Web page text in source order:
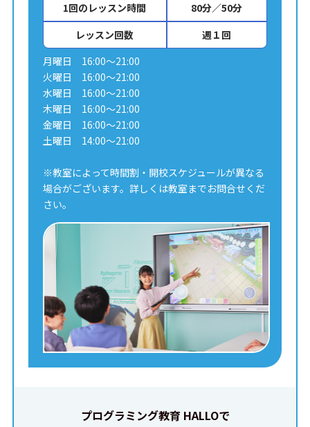
1回のレッスン時間
80分／50分
レッスン回数
週１回
月曜日 16:00～21:00
火曜日 16:00～21:00
水曜日 16:00～21:00
木曜日 16:00～21:00
金曜日 16:00～21:00
土曜日 14:00～21:00
※教室によって時間割・開校スケジュールが異なる
場合がございます。詳しくは教室までお問合せくだ
さい。
プログラミング教育 HALLOで